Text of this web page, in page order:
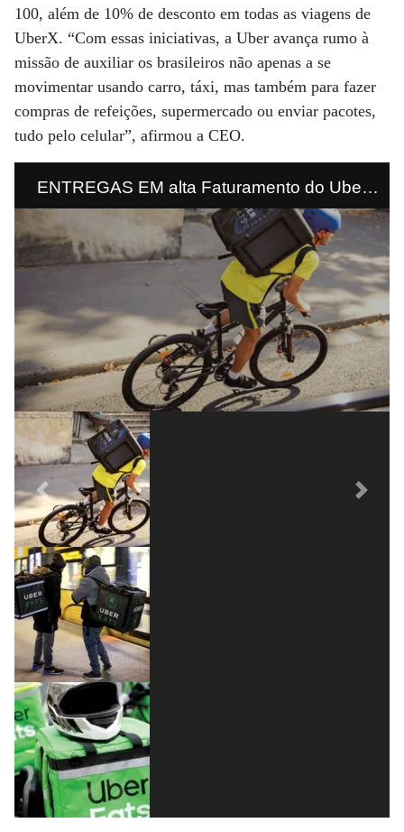
100, além de 10% de desconto em todas as viagens de
UberX. “Com essas iniciativas, a Uber avança rumo à
missão de auxiliar os brasileiros não apenas a se
movimentar usando carro, táxi, mas também para fazer
compras de refeições, supermercado ou enviar pacotes,
tudo pelo celular”, afirmou a CEO.
ENTREGAS EM alta Faturamento do Uber
segundo trimestre ao atingir US$ 1,2 bilhão.
Previous Next